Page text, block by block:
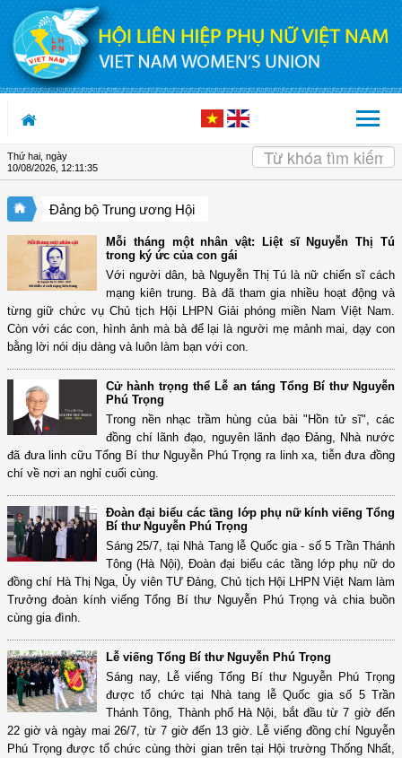
Truy cập nội dung luôn
Thứ hai, ngày
10/08/2026, 12:11:36
Đảng bộ Trung ương Hội
Mỗi tháng một nhân vật: Liệt sĩ Nguyễn Thị Tú
trong ký ức của con gái
Với người dân, bà Nguyễn Thị Tú là nữ chiến sĩ cách
mạng kiên trung. Bà đã tham gia nhiều hoạt động và
từng giữ chức vụ Chủ tịch Hội LHPN Giải phóng miền Nam Việt Nam.
Còn với các con, hình ảnh mà bà để lại là người mẹ mảnh mai, dạy con
bằng lời nói dịu dàng và luôn làm bạn với con.
Cử hành trọng thể Lễ an táng Tổng Bí thư Nguyễn
Phú Trọng
Trong nền nhạc trầm hùng của bài "Hồn tử sĩ", các
đồng chí lãnh đạo, nguyên lãnh đạo Đảng, Nhà nước
đã đưa linh cữu Tổng Bí thư Nguyễn Phú Trọng ra linh xa, tiễn đưa đồng
chí về nơi an nghỉ cuối cùng.
Đoàn đại biểu các tầng lớp phụ nữ kính viếng Tổng
Bí thư Nguyễn Phú Trọng
Sáng 25/7, tại Nhà Tang lễ Quốc gia - số 5 Trần Thánh
Tông (Hà Nội), Đoàn đại biểu các tầng lớp phụ nữ do
đồng chí Hà Thị Nga, Ủy viên TƯ Đảng, Chủ tịch Hội LHPN Việt Nam làm
Trưởng đoàn kính viếng Tổng Bí thư Nguyễn Phú Trọng và chia buồn
cùng gia đình.
Lễ viếng Tổng Bí thư Nguyễn Phú Trọng
Sáng nay, Lễ viếng Tổng Bí thư Nguyễn Phú Trọng
được tổ chức tại Nhà tang lễ Quốc gia số 5 Trần
Thánh Tông, Thành phố Hà Nội, bắt đầu từ 7 giờ đến
22 giờ và ngày mai 26/7, từ 7 giờ đến 13 giờ. Lễ viếng đồng chí Nguyễn
Phú Trọng được tổ chức cùng thời gian trên tại Hội trường Thống Nhất,